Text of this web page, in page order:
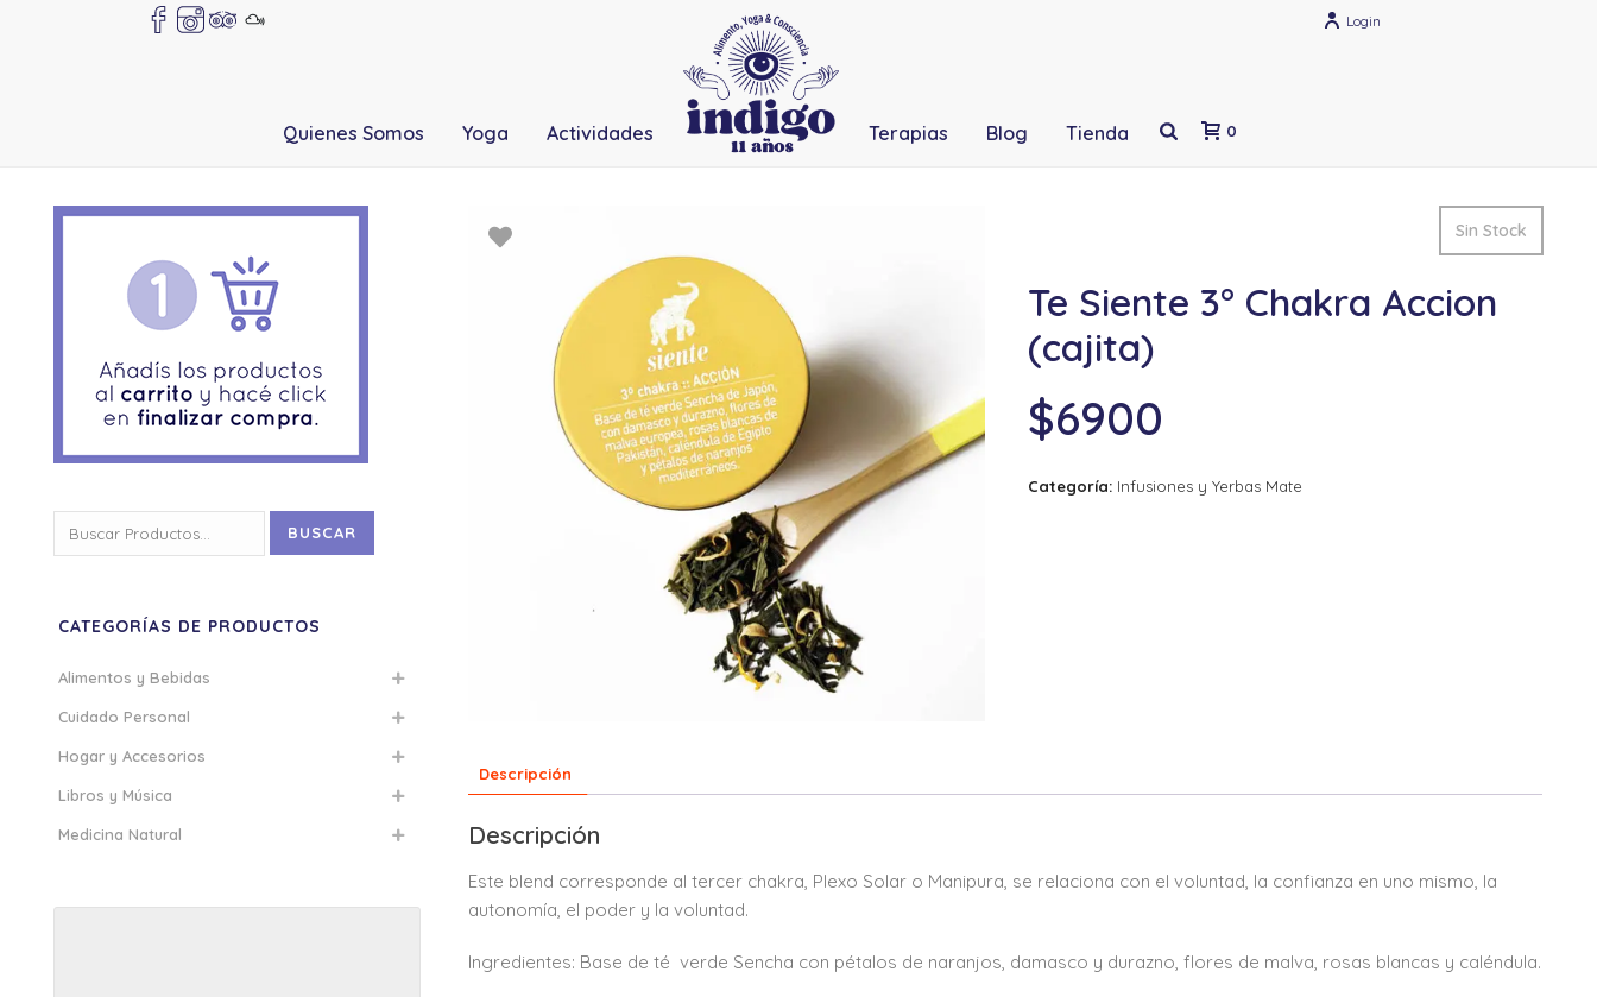
Login
Quienes Somos Yoga Actividades Terapias Blog Tienda 0
Sin Stock
Te Siente 3° Chakra Accion
(cajita)
$6900
Categoría: Infusiones y Yerbas Mate
Descripción
Descripción
Este blend corresponde al tercer chakra, Plexo Solar o Manipura, se relaciona con el voluntad, la confianza en uno mismo, la
autonomía, el poder y la voluntad.
Ingredientes: Base de té verde Sencha con pétalos de naranjos, damasco y durazno, flores de malva, rosas blancas y caléndula.
por:
BUSCAR
CATEGORÍAS DE PRODUCTOS
Alimentos y Bebidas
Cuidado Personal
Hogar y Accesorios
Libros y Música
Medicina Natural